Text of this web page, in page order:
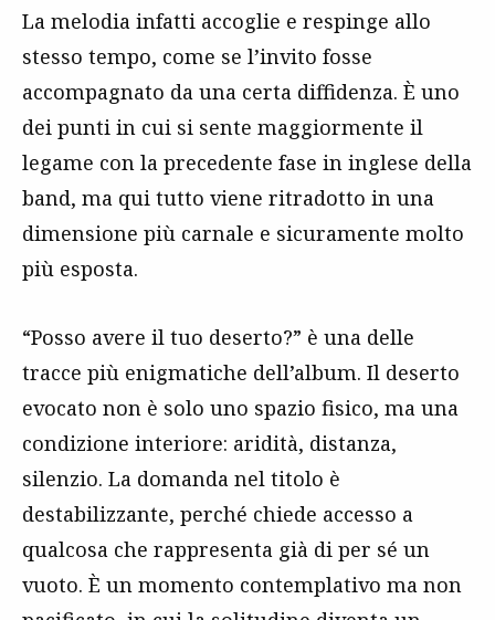
La melodia infatti accoglie e respinge allo
stesso tempo, come se l’invito fosse
accompagnato da una certa diffidenza. È uno
dei punti in cui si sente maggiormente il
legame con la precedente fase in inglese della
band, ma qui tutto viene ritradotto in una
dimensione più carnale e sicuramente molto
più esposta.
“Posso avere il tuo deserto?” è una delle
tracce più enigmatiche dell’album. Il deserto
evocato non è solo uno spazio fisico, ma una
condizione interiore: aridità, distanza,
silenzio. La domanda nel titolo è
destabilizzante, perché chiede accesso a
qualcosa che rappresenta già di per sé un
vuoto. È un momento contemplativo ma non